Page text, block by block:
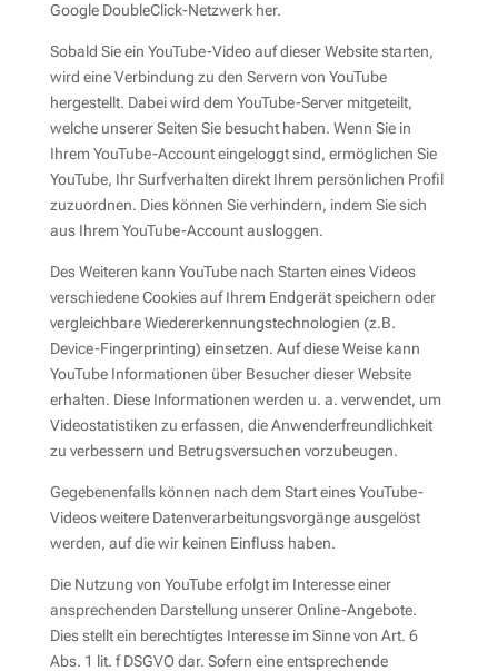
Google DoubleClick-Netzwerk her.
Sobald Sie ein YouTube-Video auf dieser Website starten,
wird eine Verbindung zu den Servern von YouTube
hergestellt. Dabei wird dem YouTube-Server mitgeteilt,
welche unserer Seiten Sie besucht haben. Wenn Sie in
Ihrem YouTube-Account eingeloggt sind, ermöglichen Sie
YouTube, Ihr Surfverhalten direkt Ihrem persönlichen Profil
zuzuordnen. Dies können Sie verhindern, indem Sie sich
aus Ihrem YouTube-Account ausloggen.
Des Weiteren kann YouTube nach Starten eines Videos
verschiedene Cookies auf Ihrem Endgerät speichern oder
vergleichbare Wiedererkennungstechnologien (z.B.
Device-Fingerprinting) einsetzen. Auf diese Weise kann
YouTube Informationen über Besucher dieser Website
erhalten. Diese Informationen werden u. a. verwendet, um
Videostatistiken zu erfassen, die Anwenderfreundlichkeit
zu verbessern und Betrugsversuchen vorzubeugen.
Gegebenenfalls können nach dem Start eines YouTube-
Videos weitere Datenverarbeitungsvorgänge ausgelöst
werden, auf die wir keinen Einfluss haben.
Die Nutzung von YouTube erfolgt im Interesse einer
ansprechenden Darstellung unserer Online-Angebote.
Dies stellt ein berechtigtes Interesse im Sinne von Art. 6
Abs. 1 lit. f DSGVO dar. Sofern eine entsprechende